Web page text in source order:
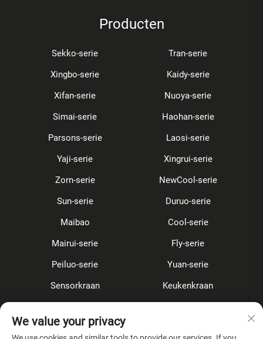
Producten
Sekko-serie
Tran-serie
Xingbo-serie
Kaidy-serie
Xifan-serie
Nuoya-serie
Simai-serie
Haohan-serie
Parsons-serie
Laosi-serie
Yaji-serie
Xingrui-serie
Zorn-serie
NewCool-serie
Sun-serie
Duruo-serie
Maibao
Cool-serie
Mairui-serie
Fly-serie
Peiluo-serie
Yuan-serie
Sensorkraan
Keukenkraan
Accessoires
We value your privacy